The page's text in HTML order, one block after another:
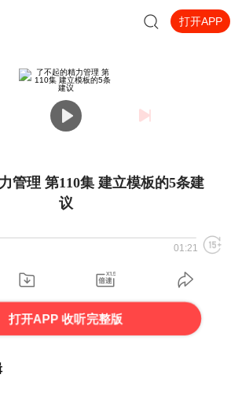
打开APP
管理 第110集 建立模板的5条建
议
01:21
打开APP 收听完整版